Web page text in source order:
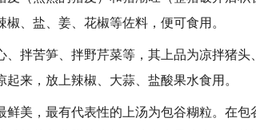
、盐、姜、花椒等佐料，便可食用。
拌苦笋、拌野芹菜等，其上品为凉拌猪头
来，放上辣椒、大蒜、盐酸果水食用。
美，最有代表性的上汤为包谷糊粒。在包